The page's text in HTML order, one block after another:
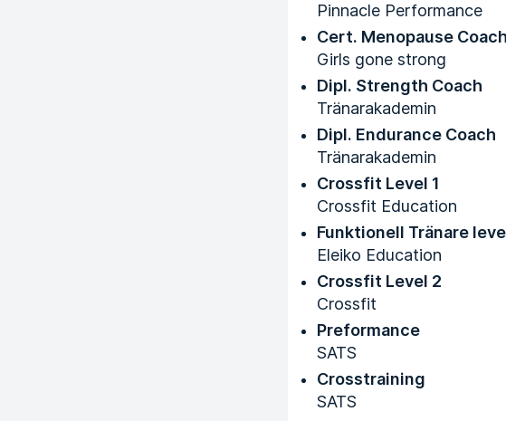
Pinnacle Performance
Cert. Menopause
Girls gone strong
Dipl. Strength Coach
Tränarakademin
Dipl. Endurance Coach
Tränarakademin
Crossfit Level 1
Crossfit Education
Funktionell Tränare
Eleiko Education
Crossfit Level 2
Crossfit
Preformance
SATS
Crosstraining
SATS